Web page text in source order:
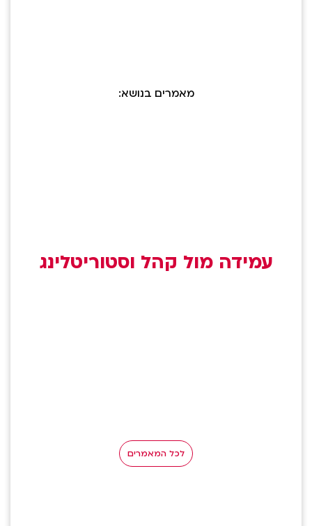
מאמרים בנושא:
עמידה מול קהל וסטוריטלינג
לכל המאמרים